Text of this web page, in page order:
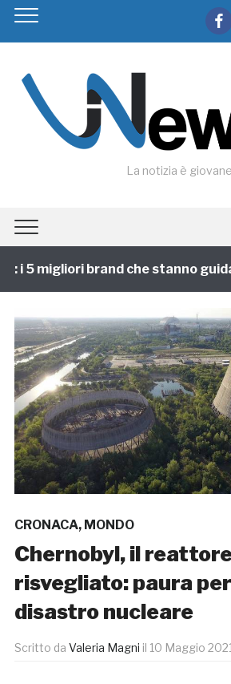
La notizia è giovane
5 migliori brand che stanno
CRONACA, MONDO
Chernobyl, il
risvegliato: paura
disastro nucleare
Scritto da Valeria Magni il 10 Maggio 2021